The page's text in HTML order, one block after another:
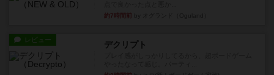
約7時間前
レビュー デクリプト